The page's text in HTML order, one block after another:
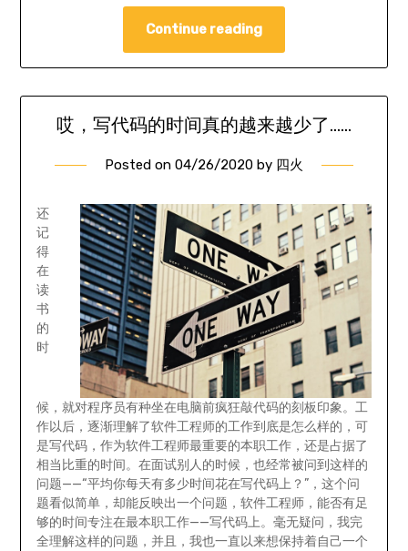
Continue reading
哎，写代码的时间真的越来越少了……
Posted on 04/26/2020 by 四火
还
记
得
在
读
书
的
时
候，就对程序员有种坐在电脑前疯狂敲代码的刻板印象。工
作以后，逐渐理解了软件工程师的工作到底是怎么样的，可
是写代码，作为软件工程师最重要的本职工作，还是占据了
相当比重的时间。在面试别人的时候，也经常被问到这样的
问题——“平均你每天有多少时间花在写代码上？”，这个问
题看似简单，却能反映出一个问题，软件工程师，能否有足
够的时间专注在最本职工作——写代码上。毫无疑问，我完
全理解这样的问题，并且，我也一直以来想保持着自己一个